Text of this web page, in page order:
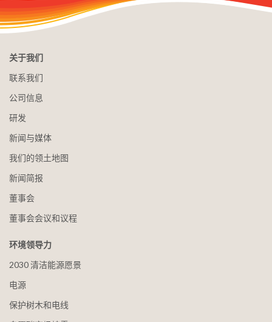
关于我们
联系我们
公司信息
研发
新闻与媒体
我们的领土地图
新闻简报
董事会
董事会会议和议程
环境领导力
2030 清洁能源愿景
电源
保护树木和电线